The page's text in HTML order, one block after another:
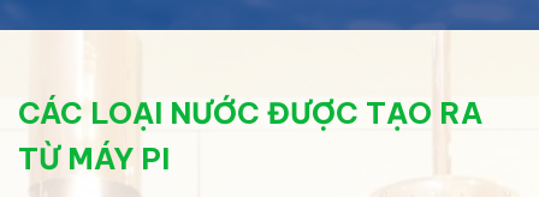
CÁC LOẠI NƯỚC ĐƯỢC TẠO RA
TỪ MÁY PI